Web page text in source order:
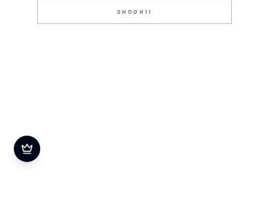
וואטסאפ